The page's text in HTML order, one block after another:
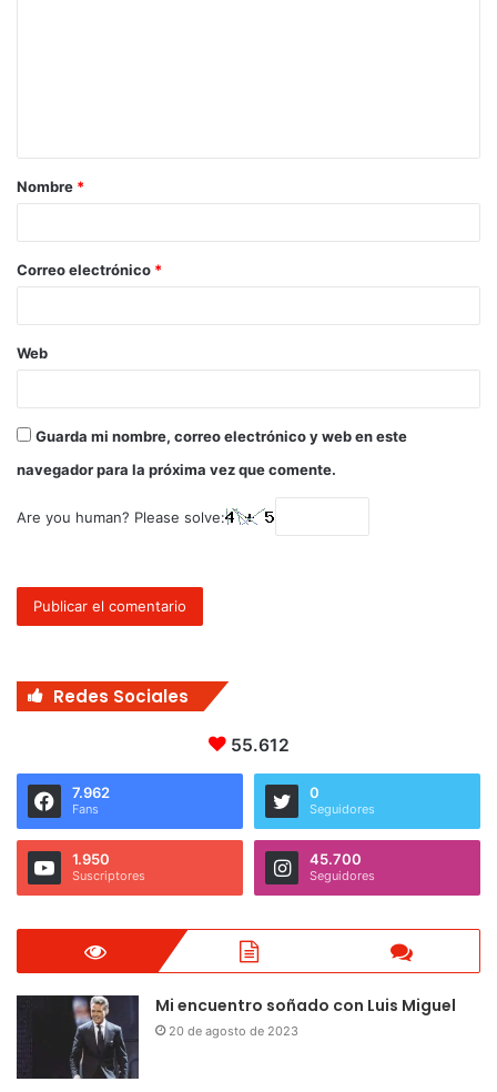
Nombre *
Correo electrónico *
Web
Guarda mi nombre, correo electrónico y web en este
navegador para la próxima vez que comente.
Are you human? Please solve:
Redes Sociales
55.612
7.962
Fans
0
Seguidores
1.950
Suscriptores
45.700
Seguidores
Mi encuentro soñado con Luis Miguel
20 de agosto de 2023